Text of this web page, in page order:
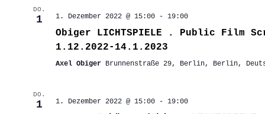
DO.
1 1. Dezember 2022 @ 15:00- 19:00
Obiger LICHTSPIELE . Public Film
1.12.2022-14.1.2023
Axel Obiger Brunnenstraße 29, Berlin, Berlin,
DO.
1 1. Dezember 2022 @ 15:00- 19:00